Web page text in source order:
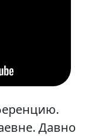
Давно